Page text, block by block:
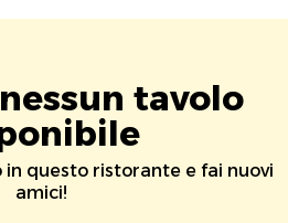
tavolo
questo ristorante e fai nuovi
amici!